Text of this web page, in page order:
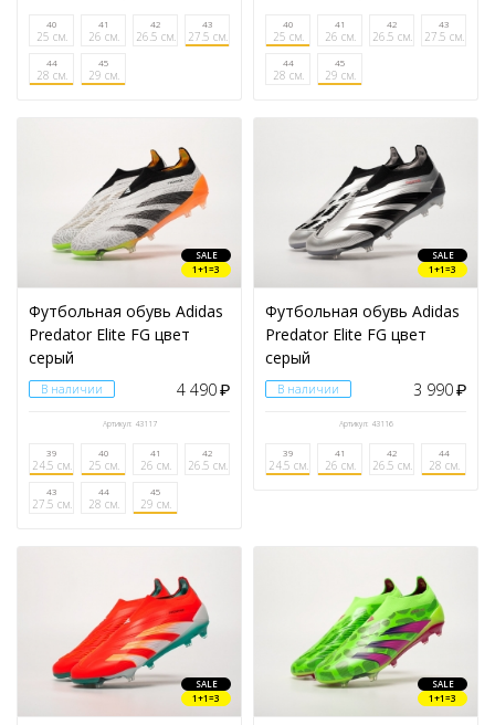
40
25 см.
41
26 см.
42
26.5 см.
43
27.5 см.
44
28 см.
45
29 см.
40
25 см.
41
26 см.
42
26.5 см.
43
27.5 см.
44
28 см.
45
29 см.
SALE
1+1=3
Футбольная обувь Adidas
Predator Elite FG цвет
серый
В наличии 4 490₽
Артикул: 43117
39
24.5 см.
40
25 см.
41
26 см.
42
26.5 см.
43
27.5 см.
44
28 см.
45
29 см.
SALE
1+1=3
Футбольная обувь Adidas
Predator Elite FG цвет
серый
В наличии 3 990₽
Артикул: 43116
39
24.5 см.
41
26 см.
42
26.5 см.
44
28 см.
SALE
1+1=3
SALE
1+1=3